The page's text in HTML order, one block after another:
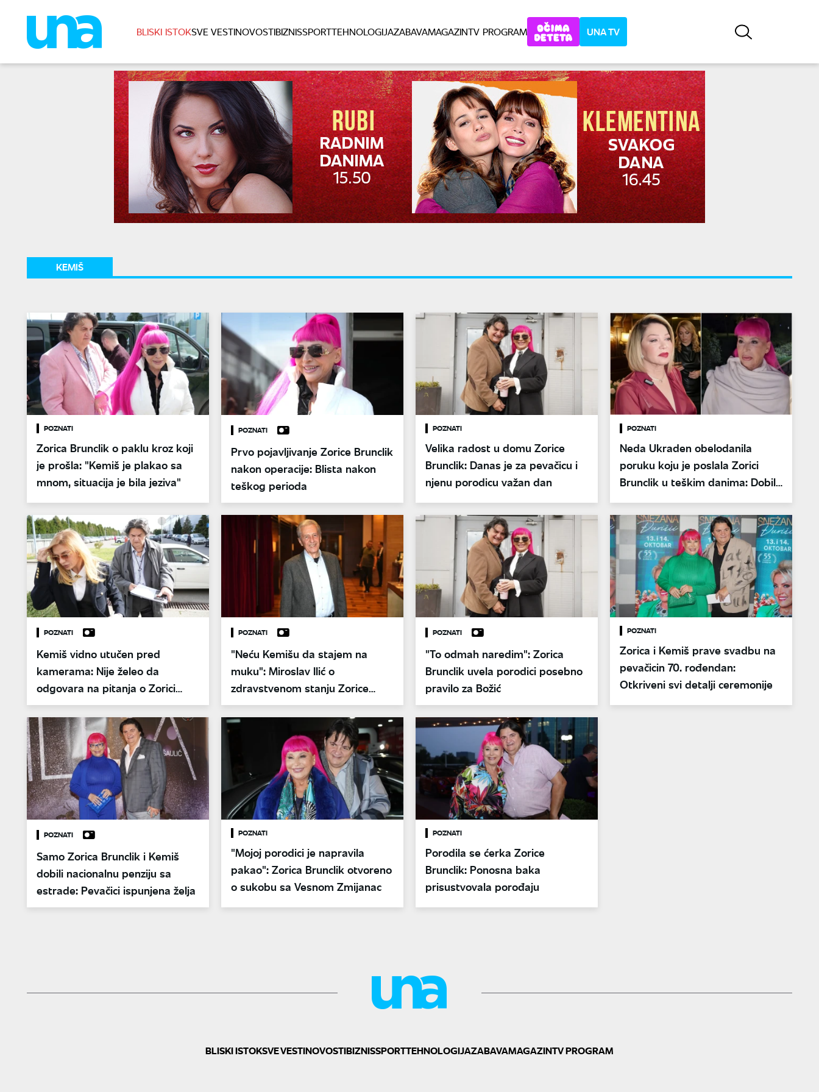
BLISKI ISTOKSVE VESTINOVOSTIBIZNISSPORTTEHNOLOGIJAZABAVAMAGAZINTV PROGRAM UNA TV
KEMIŠ
POZNATI
Zorica Brunclik o paklu kroz koji
je prošla: "Kemiš je plakao sa
mnom, situacija je bila jeziva"
POZNATI
Prvo pojavljivanje Zorice Brunclik
nakon operacije: Blista nakon
teškog perioda
POZNATI
Velika radost u domu Zorice
Brunclik: Danas je za pevačicu i
njenu porodicu važan dan
POZNATI
Neda Ukraden obelodanila
poruku koju je poslala Zorici
Brunclik u teškim danima: Dobila
ovaj odgovor
POZNATI
Kemiš vidno utučen pred
kamerama: Nije želeo da
odgovara na pitanja o Zorici
Brunclik
POZNATI
"Neću Kemišu da stajem na
muku": Miroslav Ilić o
zdravstvenom stanju Zorice
Brunclik
POZNATI
"To odmah naredim": Zorica
Brunclik uvela porodici posebno
pravilo za Božić
POZNATI
Zorica i Kemiš prave svadbu na
pevačicin 70. rođendan:
Otkriveni svi detalji ceremonije
POZNATI
Samo Zorica Brunclik i Kemiš
dobili nacionalnu penziju sa
estrade: Pevačici ispunjena želja
POZNATI
"Mojoj porodici je napravila
pakao": Zorica Brunclik otvoreno
o sukobu sa Vesnom Zmijanac
POZNATI
Porodila se ćerka Zorice
Brunclik: Ponosna baka
prisustvovala porođaju
BLISKI ISTOKSVE VESTINOVOSTIBIZNISSPORTTEHNOLOGIJAZABAVAMAGAZINTV PROGRAM